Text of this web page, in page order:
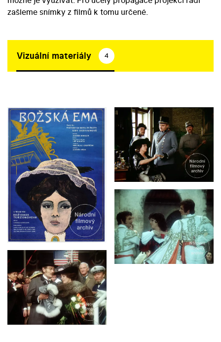
zašleme snímky z filmů k tomu určené.
Vizuální materiály 4